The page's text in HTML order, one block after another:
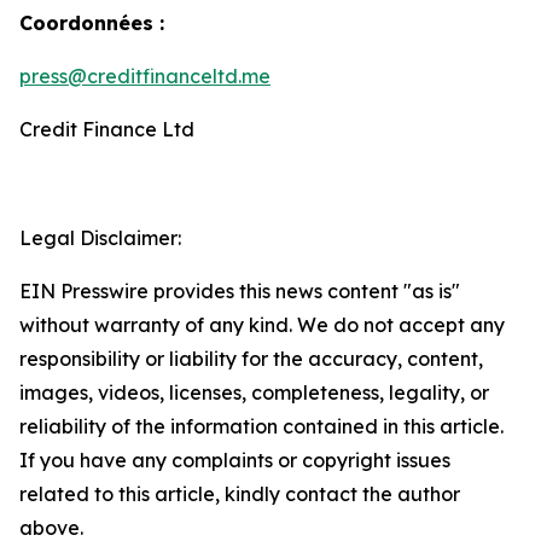
Coordonnées :
press@creditfinanceltd.me
Credit Finance Ltd
Legal Disclaimer:
EIN Presswire provides this news content "as is"
without warranty of any kind. We do not accept any
responsibility or liability for the accuracy, content,
images, videos, licenses, completeness, legality, or
reliability of the information contained in this article.
If you have any complaints or copyright issues
related to this article, kindly contact the author
above.